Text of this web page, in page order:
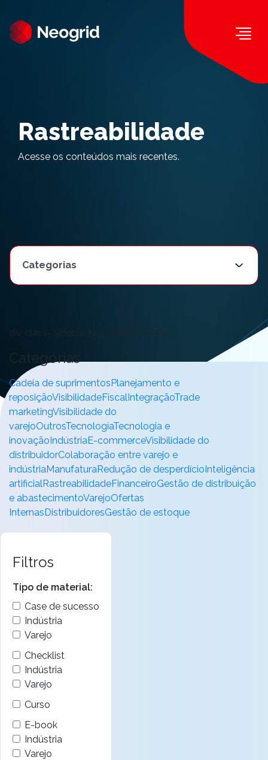
Rastreabilidade
Acesse os conteúdos mais recentes.
div class="sidebar tag-cloud mb-3">
Categorias
Cadeia de suprimentosPlanejamento e
reposiçãoVisibilidadeFiscalIntegraçãoTrade
marketingVisibilidade do
varejoOutrosTecnologíaTecnologia e
inovaçãoIndústriaE-commerceVisibilidade do
distribuidorColaboração entre varejo e
indústriaManufaturaRedução de desperdícioInteligência
artificialRastreabilidadeFinanceiroGestão de distribuição
e abastecimentoVarejoOfertas
InternasDistribuidoresGestão de estoque
Filtros
Tipo de material:
Case de sucesso
Indústria
Varejo
Checklist
Indústria
Varejo
Curso
E-book
Indústria
Varejo